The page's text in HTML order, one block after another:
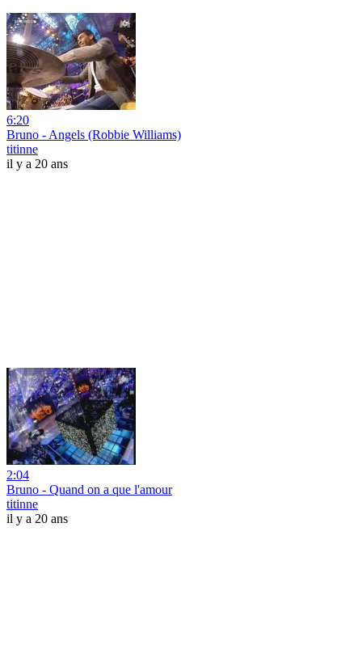
6:20
Bruno - Angels (Robbie Williams)
titinne
il y a 20 ans
2:04
Bruno - Quand on a que l'amour
titinne
il y a 20 ans